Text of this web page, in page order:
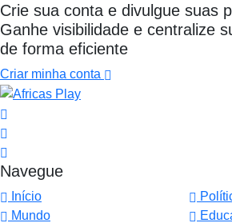
Crie sua conta e divulgue suas
Ganhe visibilidade e centralize
de forma eficiente
Criar minha conta
Navegue
Início
Mundo